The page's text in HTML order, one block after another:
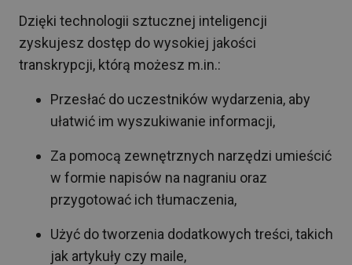
Dzięki technologii sztucznej inteligencji
zyskujesz dostęp do wysokiej jakości
transkrypcji, którą możesz m.in.:
Przesłać do uczestników wydarzenia, aby
ułatwić im wyszukiwanie informacji,
Za pomocą zewnętrznych narzędzi umieścić
w formie napisów na nagraniu oraz
przygotować ich tłumaczenia,
Użyć do tworzenia dodatkowych treści, takich
jak artykuły czy maile,